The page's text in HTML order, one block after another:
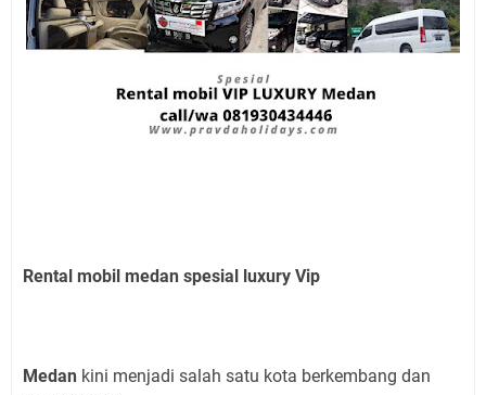
Rental mobil medan spesial luxury Vip
Medan kini menjadi salah satu kota berkembang dan